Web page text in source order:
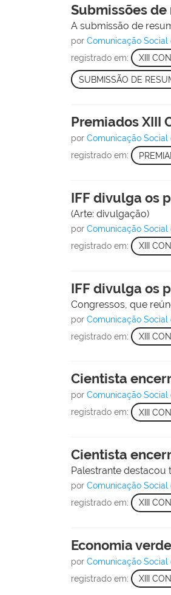
Submissões de
A submissão de
porComunicação Social
registrado em: XIII
SUBMISSÃO DE
Premiados XIII
porComunicação Social
registrado em:
IFF divulga os
(Arte: divulgação)
porComunicação Social
registrado em: XIII
IFF divulga os
Congressos, que
porComunicação Social
registrado em: XIII
Cientista
porComunicação Social
registrado em: XIII
Cientista
Palestrante destacou
porComunicação Social
registrado em: XIII
Economia
porComunicação Social
registrado em: XIII